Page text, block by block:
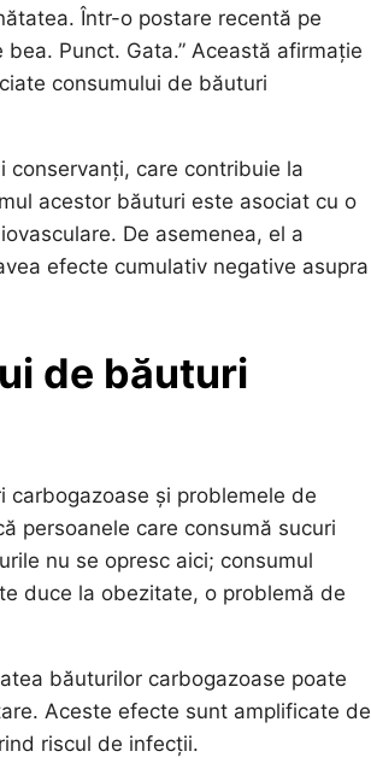
Într-o postare recentă pe
Punct. Gata.” Această afirmație
consumului de băuturi
care contribuie la
acestor băuturi este asociat cu o
De asemenea, el a
efecte cumulativ negative asupra
de băuturi
și problemele de
persoanele care consumă sucuri
nu se opresc aici; consumul
duce la obezitate, o problemă de
băuturilor carbogazoase poate
Aceste efecte sunt amplificate de
riscul de infecții.